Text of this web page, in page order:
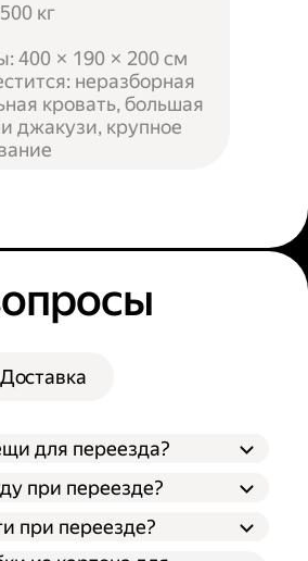
кг
400 × 190 × 200 см
неразборная
кровать, большая
джакузи, крупное
Доставка
для переезда?
предметы интерьера,
которые не понадобятся в
при переезде?
поролоном,
другим мягким
при переезде?